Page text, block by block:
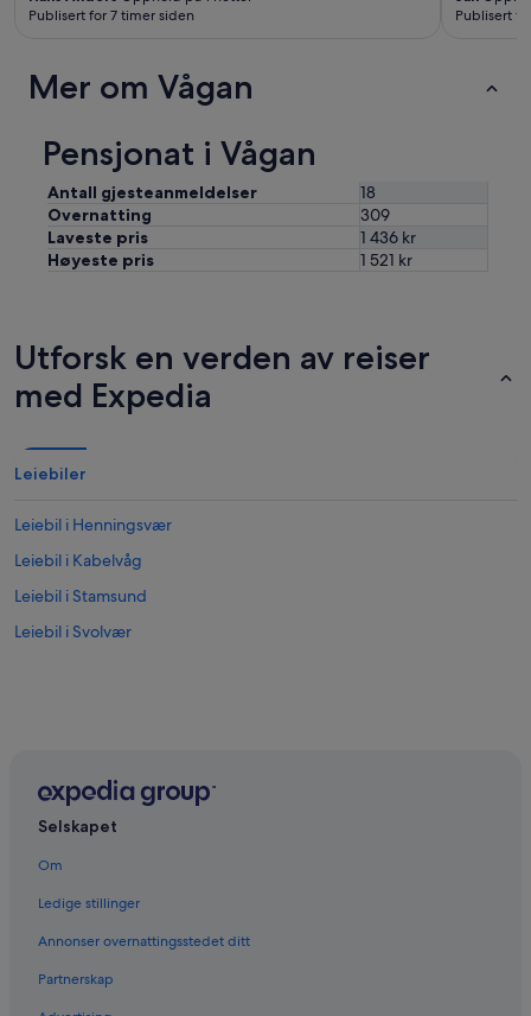
Publisert for 7 timer siden
Publisert
Mer om Vågan
Pensjonat i Vågan
Antall gjesteanmeldelser
18
Overnatting
309
Laveste pris
1 436 kr
Høyeste pris
1 521 kr
Utforsk en verden av reiser
med Expedia
Leiebiler
Leiebil i Henningsvær
Leiebil i Kabelvåg
Leiebil i Stamsund
Leiebil i Svolvær
Selskapet
Om
Ledige stillinger
Annonser overnattingsstedet ditt
Partnerskap